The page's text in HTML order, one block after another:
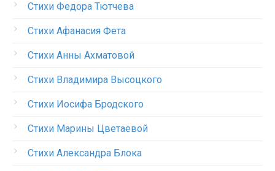
Стихи Федора Тютчева
Стихи Афанасия Фета
Стихи Анны Ахматовой
Стихи Владимира Высоцкого
Стихи Иосифа Бродского
Стихи Марины Цветаевой
Стихи Александра Блока